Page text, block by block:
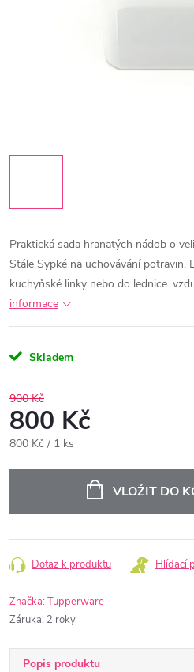
Praktická sada hranatých nádob o
Stále Sypké na uchovávání
kuchyňské linky nebo do lednice.
informace
Skladem
900 Kč
800 Kč
Měrná
800 Kč / 1 ks
VLOŽIT DO
Dotaz k produktu Hlídací
Značka:Tupperware
Záruka: 2 roky
Popis produktu